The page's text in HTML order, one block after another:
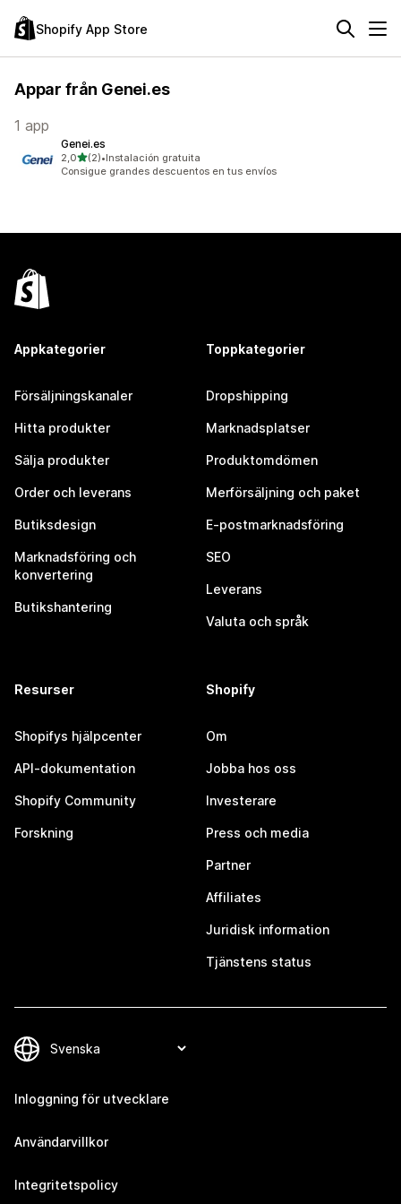
Shopify App Store
Appar från Genei.es
1 app
Genei.es
2,0av 5 stjärnor
(2)
2 recensioner totalt
•Instalación gratuita
Consigue grandes descuentos en tus envíos
Appkategorier
Försäljningskanaler
Hitta produkter
Sälja produkter
Order och leverans
Butiksdesign
Marknadsföring och
konvertering
Butikshantering
Toppkategorier
Dropshipping
Marknadsplatser
Produktomdömen
Merförsäljning och paket
E-postmarknadsföring
SEO
Leverans
Valuta och språk
Resurser
Shopifys hjälpcenter
API-dokumentation
Shopify Community
Forskning
Shopify
Om
Jobba hos oss
Investerare
Press och media
Partner
Affiliates
Juridisk information
Tjänstens status
Inloggning för utvecklare
Användarvillkor
Integritetspolicy